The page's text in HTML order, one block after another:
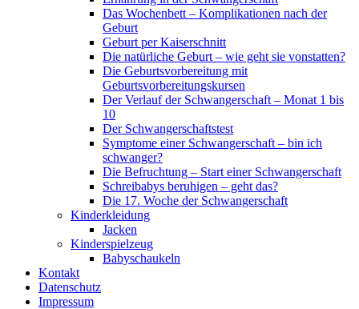
Das Wochenbett – Komplikationen nach der
Geburt
Geburt per Kaiserschnitt
Die natürliche Geburt – wie geht sie vonstatten?
Die Geburtsvorbereitung mit
Geburtsvorbereitungskursen
Der Verlauf der Schwangerschaft – Monat 1 bis
10
Der Schwangerschaftstest
Symptome einer Schwangerschaft – bin ich
schwanger?
Die Befruchtung – Start einer Schwangerschaft
Schreibabys beruhigen – geht das?
Die 17. Woche der Schwangerschaft
Kinderkleidung
Jacken
Kinderspielzeug
Babyschaukeln
Kontakt
Datenschutz
Impressum